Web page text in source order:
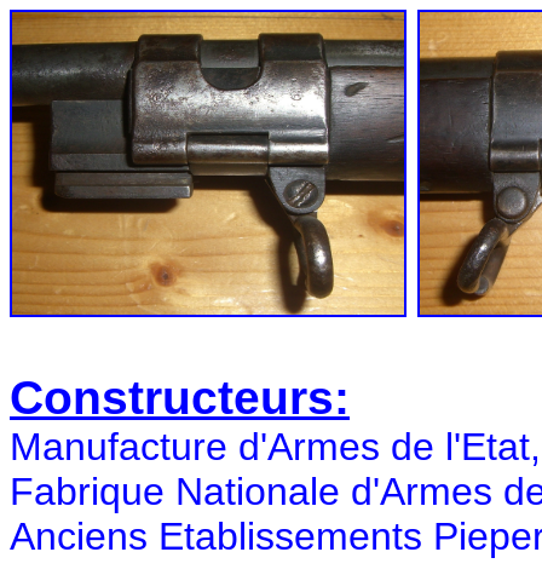
Constructeurs:
Manufacture d'Armes de
Fabrique Nationale d'Armes
Anciens Etablissements